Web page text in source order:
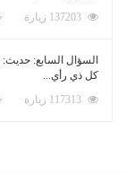
السؤال السابع: حديث:
كل ذي رأي...